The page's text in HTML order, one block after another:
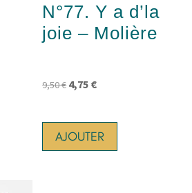
N°77. Y a d’la
joie – Molière
9,50€ Le
initial
était :
4,75 €Le
actuel
est :
AJOUTER